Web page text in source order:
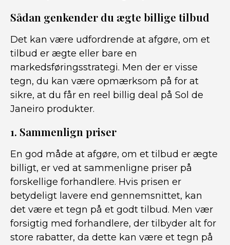
Sådan genkender du ægte billige tilbud
Det kan være udfordrende at afgøre, om et
tilbud er ægte eller bare en
markedsføringsstrategi. Men der er visse
tegn, du kan være opmærksom på for at
sikre, at du får en reel billig deal på Sol de
Janeiro produkter.
1. Sammenlign priser
En god måde at afgøre, om et tilbud er ægte
billigt, er ved at sammenligne priser på
forskellige forhandlere. Hvis prisen er
betydeligt lavere end gennemsnittet, kan
det være et tegn på et godt tilbud. Men vær
forsigtig med forhandlere, der tilbyder alt for
store rabatter, da dette kan være et tegn på